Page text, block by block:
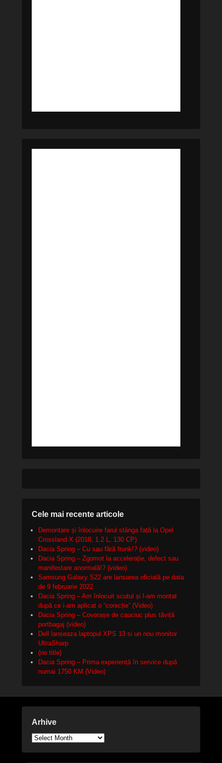
Cele mai recente articole
Demontare și înlocuire farul stânga față la Opel
Crossland X (2018, 1.2 L, 130 CP)
Dacia Spring – Cu sau fără frunk!? (video)
Dacia Spring – Zgomot la accelerație, defect sau
manifestare anormală!? (video)
Samsung Galaxy S22 are lansarea oficială pe data
de 9 februarie 2022
Dacia Spring – Am înlocuit scutul și l-am montat
după ce i-am aplicat o “corecție” (Video)
Dacia Spring – Covorașe de cauciuc plus tăviță
portbagaj (video)
Dell lanseaza laptopul XPS 13 si un nou monitor
UltraSharp
(no title)
Dacia Spring – Prima experiență în service după
numai 1750 KM (Video)
Arhive
Arhive